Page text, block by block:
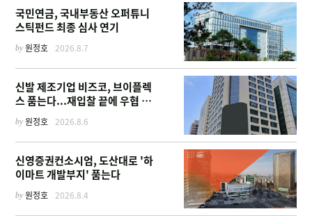
국민연금, 국내부동산 오퍼튜니
스틱펀드 최종 심사 연기
by원정호 2026.8.7
신발 제조기업 비즈코, 브이플렉
스 품는다...재입찰 끝에 우협 선
정
by원정호 2026.8.6
신영증권컨소시엄, 도산대로 '하
이마트 개발부지' 품는다
by원정호 2026.8.4